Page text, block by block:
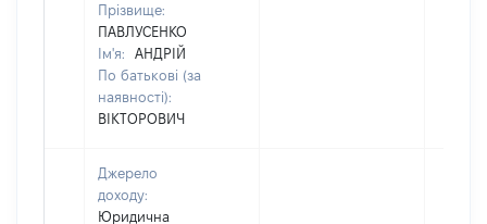
Прізвище:
ПАВЛУСЕНКО
Ім'я:
АНДРІЙ
По батькові (за
наявності):
ВІКТОРОВИЧ
Джерело
доходу:
Юридична